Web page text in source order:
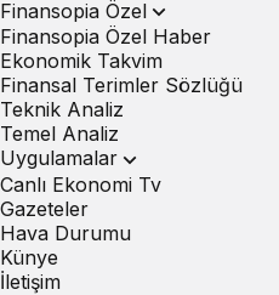
Finansopia Özel
Finansopia Özel Haber
Ekonomik Takvim
Finansal Terimler Sözlüğü
Teknik Analiz
Temel Analiz
Uygulamalar
Canlı Ekonomi Tv
Gazeteler
Hava Durumu
Künye
İletişim